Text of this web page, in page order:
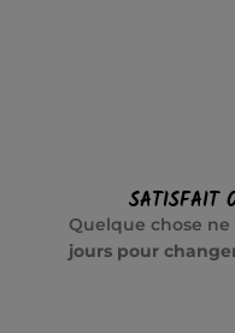
SATISFAIT
Quelque chose ne
jours pour